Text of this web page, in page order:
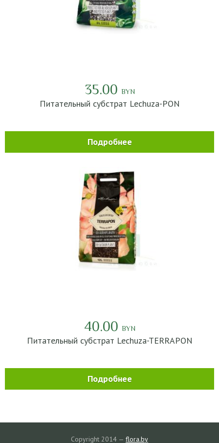
35.00 BYN
Питательный субстрат Lechuza-PON
Подробнее
40.00 BYN
Питательный субстрат Lechuza-TERRAPON
Подробнее
Copyright 2014 — flora.by